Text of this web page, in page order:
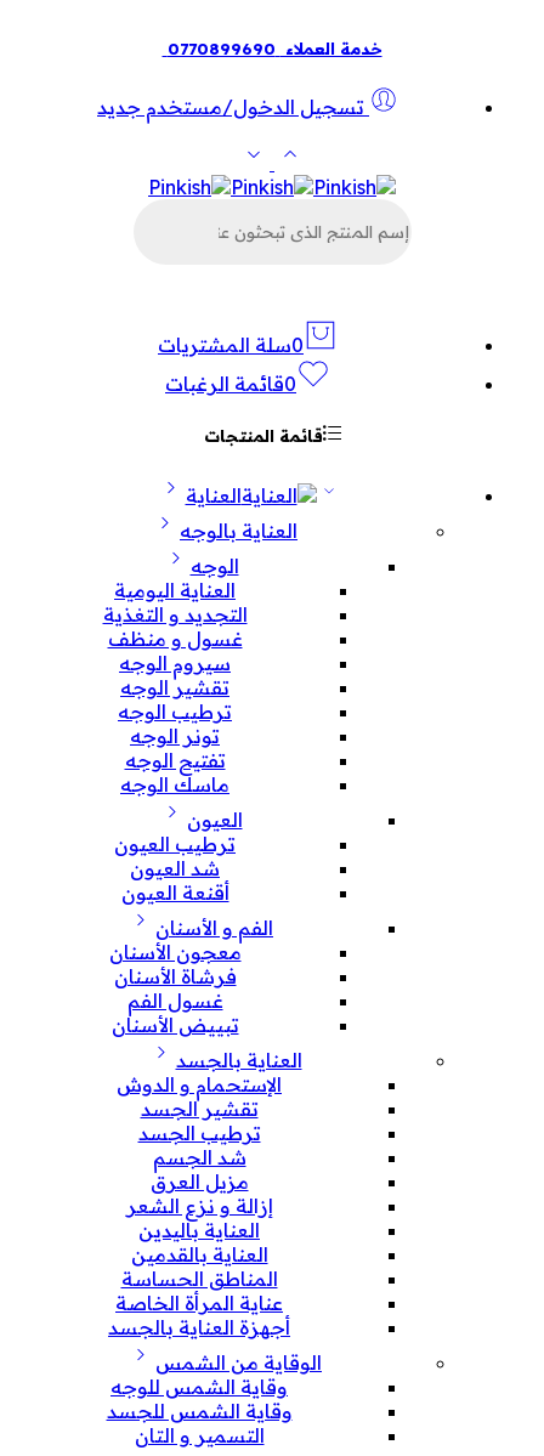
خدمة العملاء 0770899690
تسجيل الدخول/مستخدم جديد
عن
0سلة المشتريات
0قائمة الرغبات
قائمة المنتجات
العناية
العناية بالوجه
الوجه
العناية اليومية
التجديد و التغذية
غسول و منظف
سيروم الوجه
تقشير الوجه
ترطيب الوجه
تونر الوجه
تفتيح الوجه
ماسك الوجه
العيون
ترطيب العيون
شد العيون
أقنعة العيون
الفم و الأسنان
معجون الأسنان
فرشاة الأسنان
غسول الفم
تبييض الأسنان
العناية بالجسد
الإستحمام و الدوش
تقشير الجسد
ترطيب الجسد
شد الجسم
مزيل العرق
إزالة و نزع الشعر
العناية باليدين
العناية بالقدمين
المناطق الحساسة
عناية المرأة الخاصة
أجهزة العناية بالجسد
الوقاية من الشمس
وقاية الشمس للوجه
وقاية الشمس للجسد
التسمير و التان